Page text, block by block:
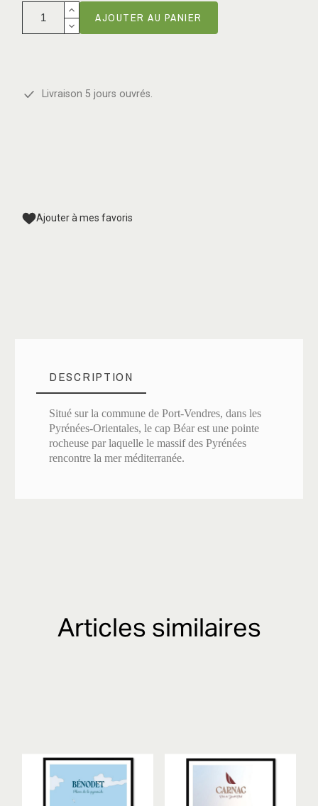
AJOUTER AU PANIER
Livraison 5 jours ouvrés.
Ajouter à mes favoris
DESCRIPTION
Situé sur la commune de Port-Vendres, dans les
Pyrénées-Orientales, le cap Béar est une pointe
rocheuse par laquelle le massif des Pyrénées
rencontre la mer méditerranée.
Articles similaires